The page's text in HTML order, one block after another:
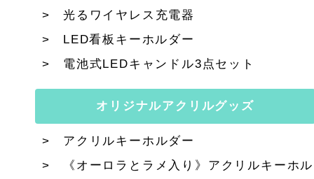
光るワイヤレス充電器
LED看板キーホルダー
電池式LEDキャンドル3点セット
オリジナルアクリルグッズ
アクリルキーホルダー
《オーロラとラメ入り》アクリルキーホル